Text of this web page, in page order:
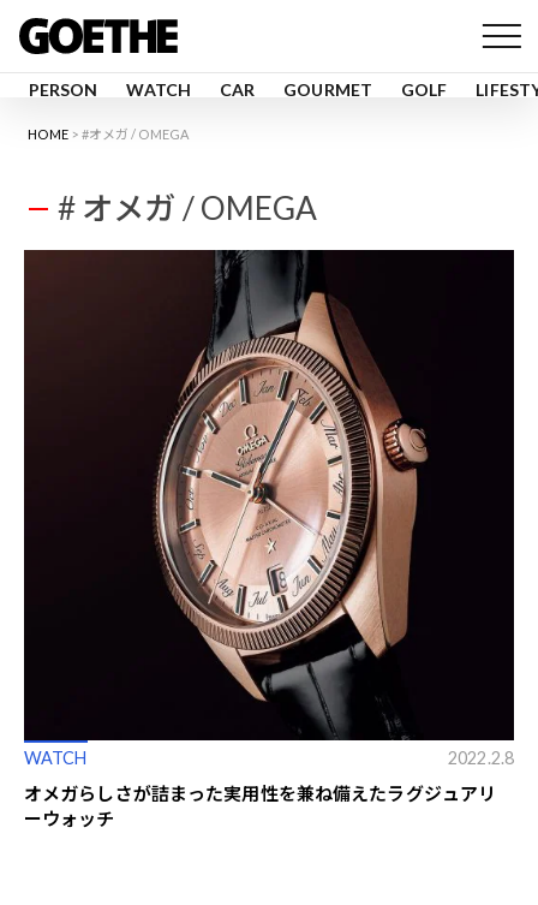
PERSON WATCH CAR GOURMET GOLF
HOME #オメガ / OMEGA
# オメガ / OMEGA
WATCH 2022.2.8
オメガらしさが詰まった実用性を兼ね備えたラグジュアリ
ーウォッチ